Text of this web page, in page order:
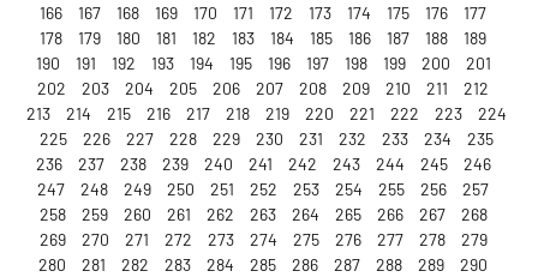
166
167 168 169 170 171 172 173 174 175 176
177
178
179 180 181 182 183 184 185 186 187 188
189
190
191 192 193 194 195 196 197 198 199 200
201
202
203 204 205 206 207 208 209 210 211
212
213
214 215 216 217 218 219 220 221 222 223
224
225
226 227 228 229 230 231 232 233 234
235
236
237 238 239 240 241 242 243 244 245
246
247
248 249 250 251 252 253 254 255 256
257
258
259 260 261 262 263 264 265 266 267
268
269
270 271 272 273 274 275 276 277 278
279
280
281 282 283 284 285 286 287 288 289
290